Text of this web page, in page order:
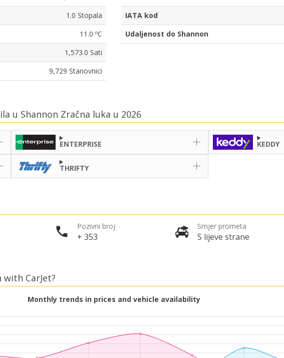
1.0 Stopala
11.0 ºC
1,573.0 Sati
9,729 Stanovnici
IATA kod
Udaljenost do Shannon
u Shannon Zračna luka u 2026
ENTERPRISE KEDDY
THRIFTY
Pozivni broj
+ 353
Smjer prometa
S lijeve strane
CarJet?
Monthly trends in prices and vehicle availability